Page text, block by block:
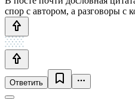
спор с автором, а разговоры с
Ответить